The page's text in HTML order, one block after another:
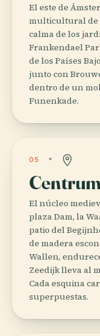
El este de
multicultural de
calma de los
Frankendael
de los Países
junto con
dentro de un
Funenkade.
05
Centrum
El núcleo
plaza Dam, la
patio del
de madera
Wallen,
Zeedijk lleva al
Cada esquina
superpuestas.